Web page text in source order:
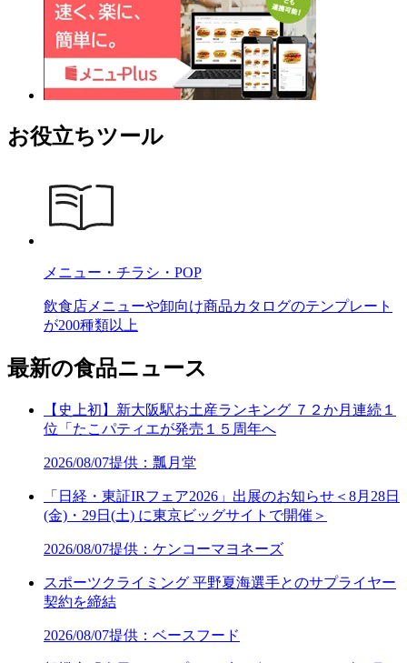
お役立ちツール
メニュー・チラシ・POP
飲食店メニューや卸向け商品カタログのテンプレート
が200種類以上
最新の食品ニュース
【史上初】新大阪駅お土産ランキング ７２か月連続１
位「たこパティエが発売１５周年へ
2026/08/07提供：瓢月堂
「日経・東証IRフェア2026」出展のお知らせ＜8月28日
(金)・29日(土) に東京ビッグサイトで開催＞
2026/08/07提供：ケンコーマヨネーズ
スポーツクライミング 平野夏海選手とのサプライヤー
契約を締結
2026/08/07提供：ベースフード